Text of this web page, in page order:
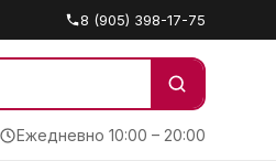
8 (905) 398-17-75
Ежедневно 10:00 – 20:00